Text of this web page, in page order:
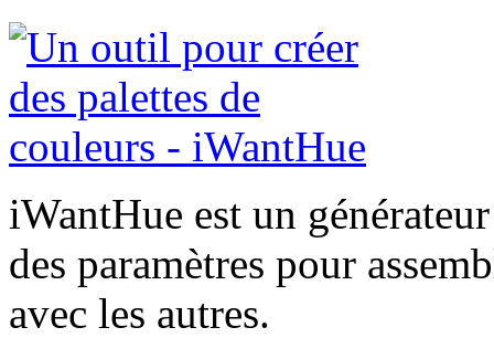
iWantHue est un
des paramètres pour
avec les autres.